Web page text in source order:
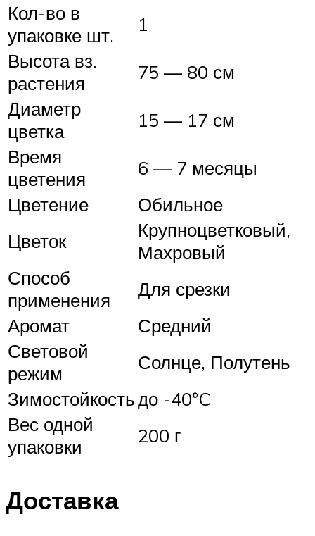
Кол-во в
упаковке шт.
1
Высота вз.
растения
75 — 80 см
Диаметр
цветка
15 — 17 см
Время
цветения
6 — 7 месяцы
Цветение
Обильное
Цветок
Крупноцветковый,
Махровый
Способ
применения
Для срезки
Аромат
Средний
Световой
режим
Солнце, Полутень
Зимостойкостьдо -40°C
Вес одной
упаковки
200 г
Доставка